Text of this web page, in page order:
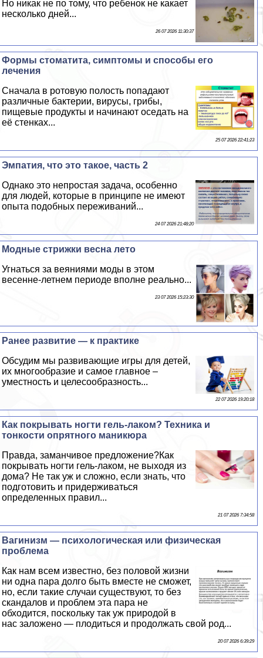
Но никак не по тому, что ребенок не какает
несколько дней...
26 07 2026 11:30:37
Формы стоматита, симптомы и способы его
лечения
Сначала в ротовую полость попадают
различные бактерии, вирусы, грибы,
пищевые продукты и начинают оседать на
её стенках...
25 07 2026 22:41:23
Эмпатия, что это такое, часть 2
Однако это непростая задача, особенно
для людей, которые в принципе не имеют
опыта подобных переживаний...
24 07 2026 21:48:20
Модные стрижки весна лето
Угнаться за веяниями моды в этом
весенне-летнем периоде вполне реально...
23 07 2026 15:23:30
Ранее развитие — к пpaктике
Обсудим мы развивающие игры для детей,
их многообразие и самое главное –
уместность и целесообразность...
22 07 2026 19:20:18
Как покрывать ногти гель-лаком? Техника и
тонкости опрятного маникюра
Правда, заманчивое предложение?Как
покрывать ногти гель-лаком, не выходя из
дома? Не так уж и сложно, если знать, что
подготовить и придерживаться
определенных правил...
21 07 2026 7:34:58
Baгинизм — психологическая или физическая
проблема
Как нам всем известно, без пoлoвoй жизни
ни одна пара долго быть вместе не сможет,
но, если такие случаи существуют, то без
скандалов и проблем эта пара не
обходится, поскольку так уж природой в
нас заложено — плодиться и продолжать свой род...
20 07 2026 6:39:29